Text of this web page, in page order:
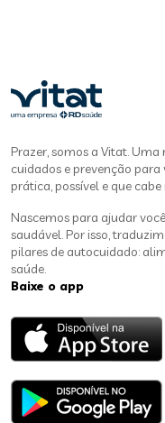
Prazer, somos a Vitat.
cuidados e prevenção
prática, possível e que
Nascemos para ajudar
saudável. Por isso,
pilares de autocuidado:
saúde.
Baixe o app